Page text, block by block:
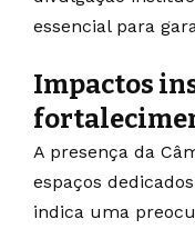
essencial para
Impactos
A presença da
espaços
indica uma